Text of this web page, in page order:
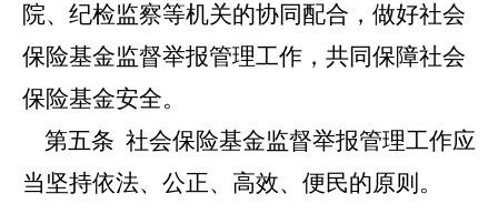
院、纪检监察等机关的协同配合，做好社会
保险基金监督举报管理工作，共同保障社会
保险基金安全。
第五条 社会保险基金监督举报管理工作应
当坚持依法、公正、高效、便民的原则。